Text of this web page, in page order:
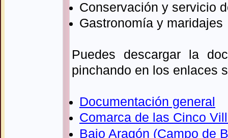
Conservación y servicio
Gastronomía y maridajes
Puedes descargar la
pinchando en los enlaces
Documentación general
Comarca de las Cinco
Bajo Aragón (Campo de